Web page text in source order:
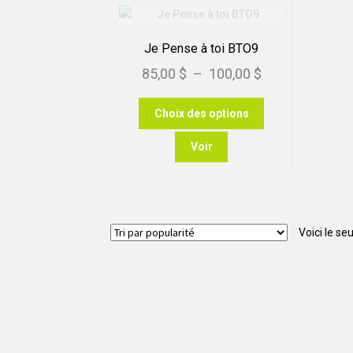
Je Pense à toi BTO9
85,00 $ – 100,00 $Plage
de
Choix des options
peuvent
être
Voir
Voici le